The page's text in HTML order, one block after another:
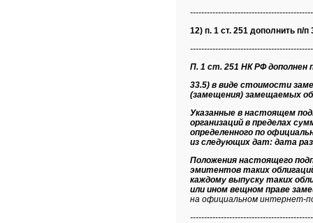
12) п. 1 ст. 251 дополнить п/п
П. 1 ст. 251 НК РФ дополнен
33.5) в виде стоимости
(замещения) замещаемых
Указанные в настоящем
организаций в пределах
определенного по
из следующих дат: дата
Положения настоящего
эмитентов таких
каждому выпуску таких
или ином вещном праве
на официальном интернет-